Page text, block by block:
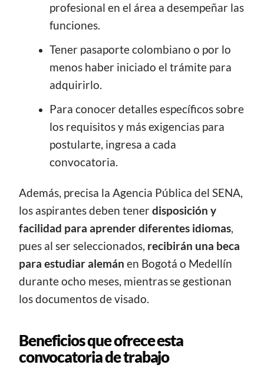
profesional en el área a desempeñar las
funciones.
Tener pasaporte colombiano o por lo
menos haber iniciado el trámite para
adquirirlo.
Para conocer detalles específicos sobre
los requisitos y más exigencias para
postularte, ingresa a cada
convocatoria.
Además, precisa la Agencia Pública del SENA,
los aspirantes deben tenerdisposición y
facilidad para aprender diferentes idiomas,
pues al ser seleccionados, recibirán una beca
para estudiar alemán en Bogotá o Medellín
durante ocho meses, mientrasse gestionan
los documentos de visado.
Beneficios que ofrece esta
convocatoria de trabajo